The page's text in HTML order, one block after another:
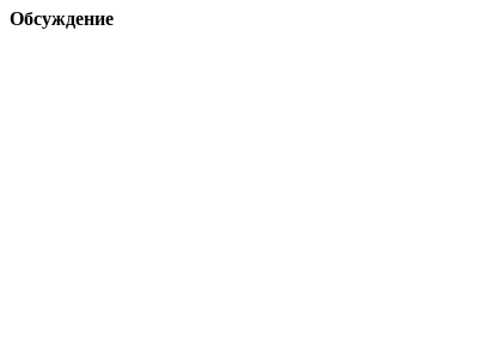
Обсуждение